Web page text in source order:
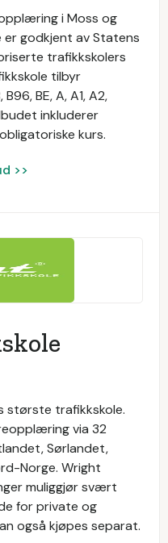
i Moss og
er godkjent av Statens
trafikkskolers
tilbyr
BE, A, A1, A2,
inkluderer
kurs.
>>
største trafikkskole.
via 32
Sørlandet,
Norge. Wright
muliggjør svært
for private og
også kjøpes separat.